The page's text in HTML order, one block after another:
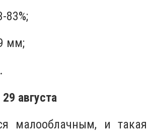
83%;
мм;
августа
малооблачным, и такая